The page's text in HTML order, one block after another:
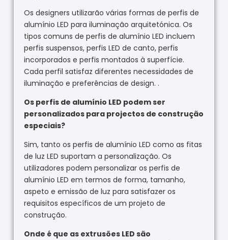
Os designers utilizarão várias formas de perfis de
alumínio LED para iluminação arquitetónica. Os
tipos comuns de perfis de alumínio LED incluem
perfis suspensos, perfis LED de canto, perfis
incorporados e perfis montados à superfície.
Cada perfil satisfaz diferentes necessidades de
iluminação e preferências de design. .
Os perfis de alumínio LED podem ser
personalizados para projectos de construção
especiais?
Sim, tanto os perfis de alumínio LED como as fitas
de luz LED suportam a personalização. Os
utilizadores podem personalizar os perfis de
alumínio LED em termos de forma, tamanho,
aspeto e emissão de luz para satisfazer os
requisitos específicos de um projeto de
construção.
Onde é que as extrusões LED são